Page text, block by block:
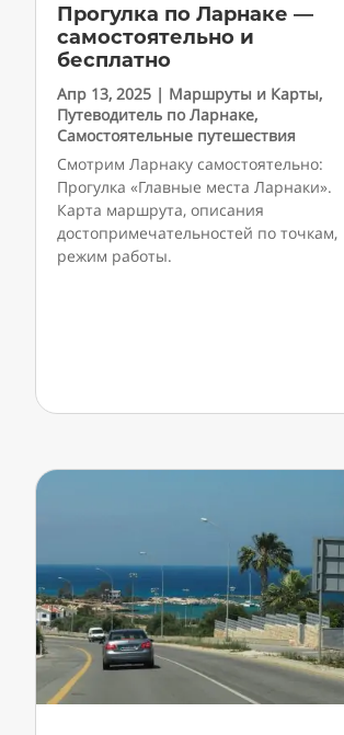
Прогулка по Ларнаке —
самостоятельно и
бесплатно
Апр 13, 2025 | Маршруты и Карты,
Путеводитель по Ларнаке,
Самостоятельные путешествия
Смотрим Ларнаку самостоятельно:
Прогулка «Главные места Ларнаки».
Карта маршрута, описания
достопримечательностей по точкам,
режим работы.